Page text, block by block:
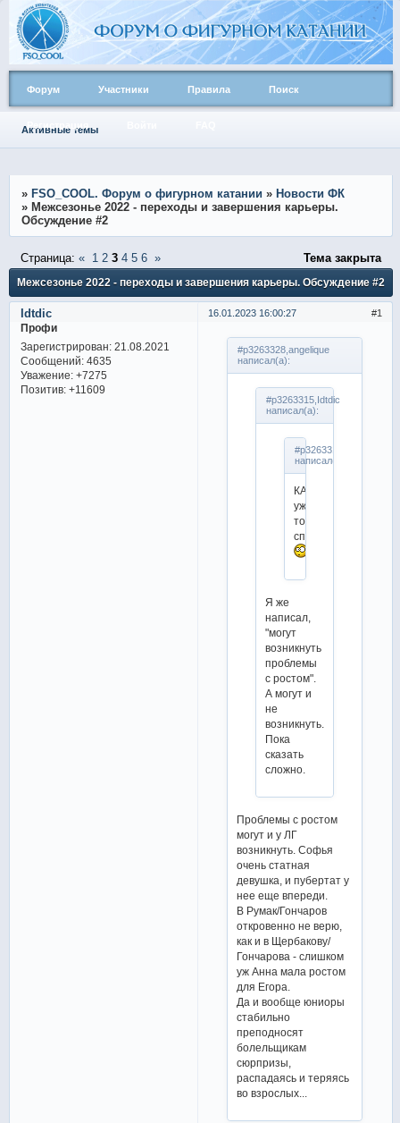
Форум Участники Правила Поиск
Активные темы
» FSO_COOL. Форум о фигурном катании » Новости ФК
» Межсезонье 2022 - переходы и завершения карьеры.
Обсуждение #2
Межсезонье 2022 - переходы и завершения карьеры. Обсуждение #2
Страница: « 1 2 3 4 5 6 » Тема закрыта
1
16.01.2023 16:00:27
Idtdic
Профи
Зарегистрирован: 21.08.2021
Сообщений:4635
Уважение: +7275
Позитив: +11609
#p3263328,angelique
написал(а):
#p3263315,Idtdic
написал(а):
#p3263314,angelique
написал(а):
КА
уже
тоже
списали?
Я же
написал,
"могут
возникнуть
проблемы
с ростом".
А могут и
не
возникнуть.
Пока
сказать
сложно.
Проблемы с ростом
могут и у ЛГ
возникнуть. Софья
очень статная
девушка, и пубертат у
нее еще впереди.
В Румак/Гончаров
откровенно не верю,
как и в Щербакову/
Гончарова - слишком
уж Анна мала ростом
для Егора.
Да и вообще юниоры
стабильно
преподносят
болельщикам
сюрпризы,
распадаясь и теряясь
во взрослых...